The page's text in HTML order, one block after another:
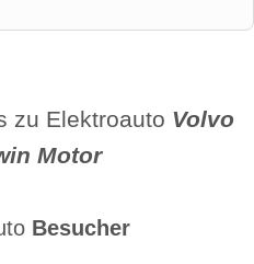
zu Elektroauto Volvo
Motor
Besucher